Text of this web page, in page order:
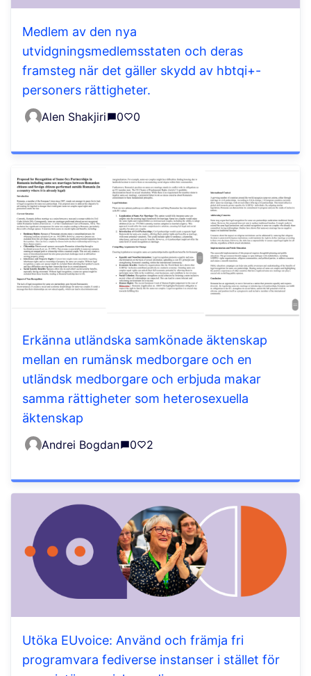
Medlem av den nya
utvidgningsmedlemsstaten och deras
framsteg när det gäller skydd av hbtqi+-
personers rättigheter.
Alen Shakjiri 0 0
Erkänna utländska samkönade äktenskap
mellan en rumänsk medborgare och en
utländsk medborgare och erbjuda makar
samma rättigheter som heterosexuella
äktenskap
Andrei Bogdan 0 2
Utöka EUvoice: Använd och främja fri
programvara fediverse instanser i stället för